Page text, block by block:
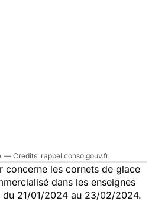
rappel.conso.gouv.fr
concerne les cornets de glace
dans les enseignes
du 21/01/2024 au 23/02/2024.